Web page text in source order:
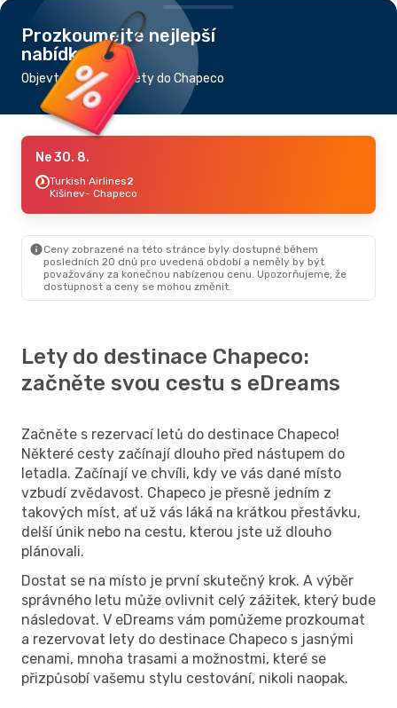
Prozkoumejte nejlepší
nabídky
Objevte nejlevnější lety do Chapeco
Ne 30. 8.
Turkish Airlines2
Kišinev- Chapeco
Ceny zobrazené na této stránce byly dostupné během
posledních 20 dnů pro uvedená období a neměly by být
považovány za konečnou nabízenou cenu. Upozorňujeme, že
dostupnost a ceny se mohou změnit.
Lety do destinace Chapeco:
začněte svou cestu s eDreams
Začněte s rezervací letů do destinace Chapeco!
Některé cesty začínají dlouho před nástupem do
letadla. Začínají ve chvíli, kdy ve vás dané místo
vzbudí zvědavost. Chapeco je přesně jedním z
takových míst, ať už vás láká na krátkou přestávku,
delší únik nebo na cestu, kterou jste už dlouho
plánovali.
Dostat se na místo je první skutečný krok. A výběr
správného letu může ovlivnit celý zážitek, který bude
následovat. V eDreams vám pomůžeme prozkoumat
a rezervovat lety do destinace Chapeco s jasnými
cenami, mnoha trasami a možnostmi, které se
přizpůsobí vašemu stylu cestování, nikoli naopak.